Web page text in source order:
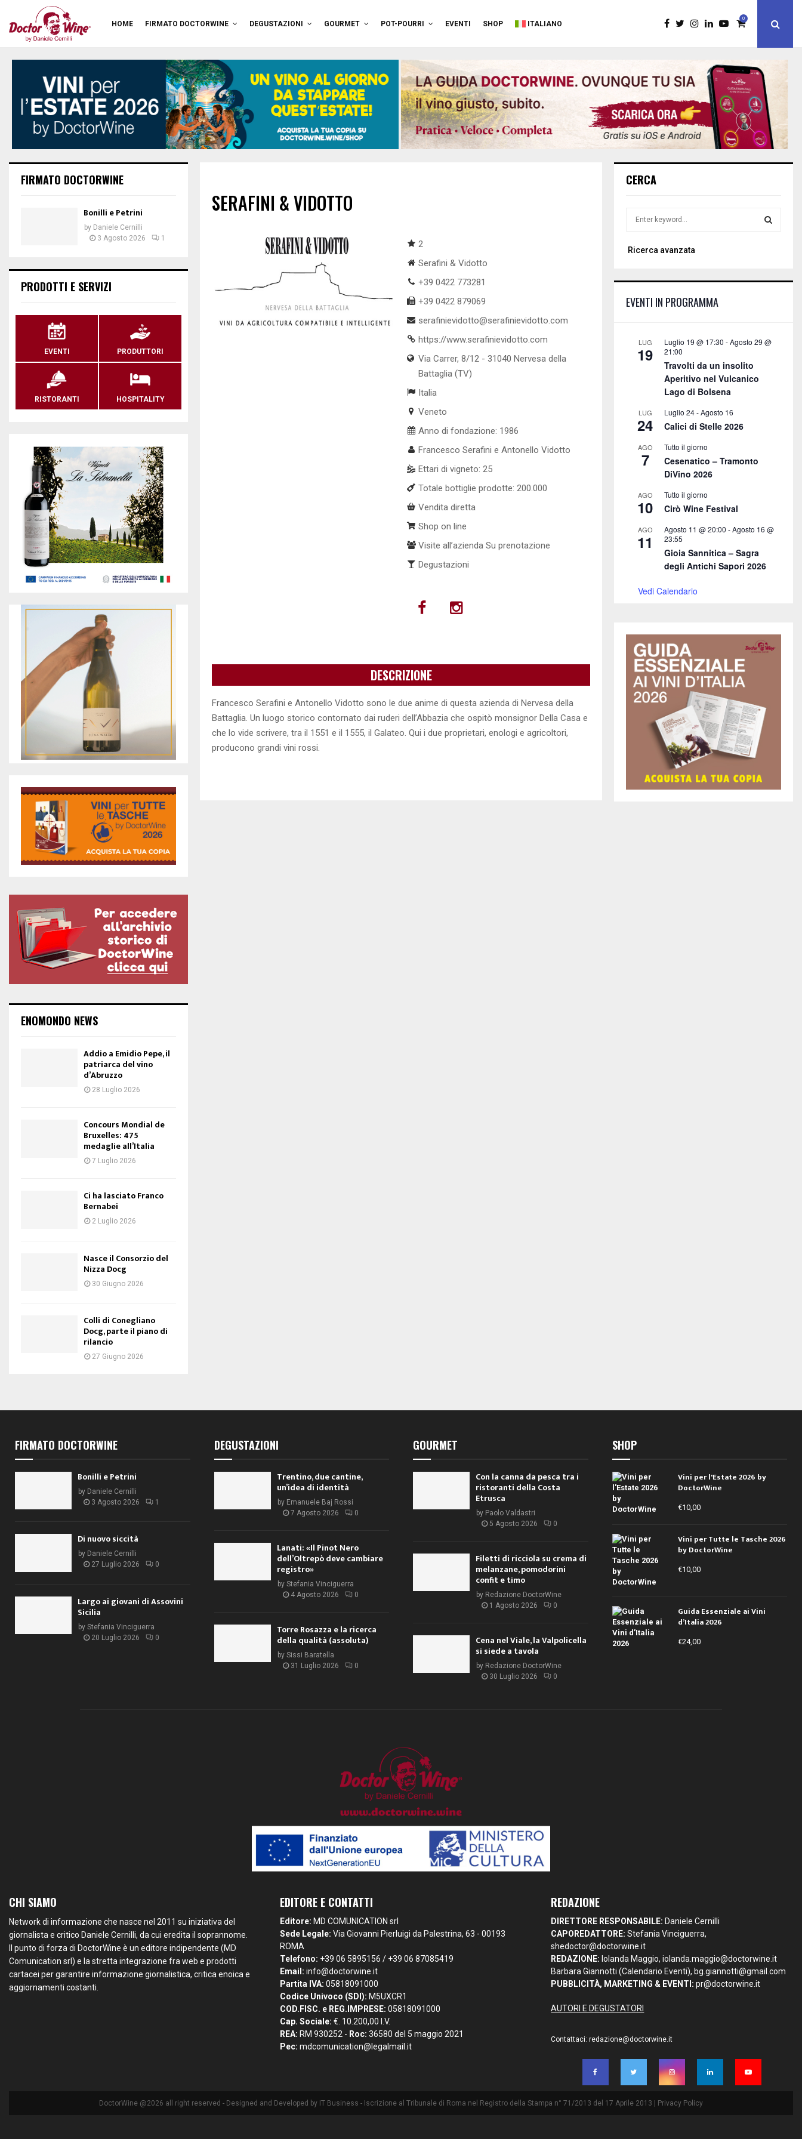
HOME FIRMATO DOCTORWINE DEGUSTAZIONI GOURMET POT-POURRI EVENTI SHOP ITALIANO
0
SERAFINI & VIDOTTO
2
Serafini & Vidotto
+39 0422 773281
+39 0422 879069
serafinievidotto@serafinievidotto.com
https://www.serafinievidotto.com
Via Carrer, 8/12 - 31040 Nervesa della
Battaglia (TV)
Italia
Veneto
Anno di fondazione: 1986
Francesco Serafini e Antonello Vidotto
Ettari di vigneto: 25
Totale bottiglie prodotte: 200.000
Vendita diretta
Shop on line
Visite all’azienda Su prenotazione
Degustazioni
DESCRIZIONE
Francesco Serafini e Antonello Vidotto sono le due anime di questa azienda di Nervesa della
Battaglia. Un luogo storico contornato dai ruderi dell’Abbazia che ospitò monsignor Della Casa e
che lo vide scrivere, tra il 1551 e il 1555, il Galateo. Qui i due proprietari, enologi e agricoltori,
producono grandi vini rossi.
FIRMATO DOCTORWINE
Bonilli e Petrini
by Daniele Cernilli
3 Agosto 2026
1
PRODOTTI E SERVIZI
EVENTI PRODUTTORI
RISTORANTI HOSPITALITY
ENOMONDO NEWS
Addio a Emidio Pepe, il
patriarca del vino
d’Abruzzo
28 Luglio 2026
Concours Mondial de
Bruxelles: 475
medaglie all’Italia
7 Luglio 2026
Ci ha lasciato Franco
Bernabei
2 Luglio 2026
Nasce il Consorzio del
Nizza Docg
30 Giugno 2026
Colli di Conegliano
Docg, parte il piano di
rilancio
27 Giugno 2026
CERCA
r
o
C
Ricerca avanzata
EVENTI IN PROGRAMMA
LUG
19
Luglio 19 @ 17:30 -Agosto 29 @
21:00
Travolti da un insolito
Aperitivo nel Vulcanico
Lago di Bolsena
LUG
24
Luglio 24-Agosto 16
Calici di Stelle 2026
AGO
7
Tutto il giorno
Cesenatico – Tramonto
DiVino 2026
AGO
10
Tutto il giorno
Cirò Wine Festival
AGO
11
Agosto 11 @ 20:00 -Agosto 16 @
23:55
Gioia Sannitica – Sagra
degli Antichi Sapori 2026
Vedi Calendario
FIRMATO DOCTORWINE
Bonilli e Petrini
by Daniele Cernilli
3 Agosto 2026
1
Di nuovo siccità
by Daniele Cernilli
27 Luglio 2026
0
Largo ai giovani di Assovini
Sicilia
by Stefania Vinciguerra
20 Luglio 2026
0
DEGUSTAZIONI
Trentino, due cantine,
un’idea di identità
by Emanuele Baj Rossi
7 Agosto 2026
0
Lanati: «Il Pinot Nero
dell’Oltrepò deve cambiare
registro»
by Stefania Vinciguerra
4 Agosto 2026
0
Torre Rosazza e la ricerca
della qualità (assoluta)
by Sissi Baratella
31 Luglio 2026
0
GOURMET
Con la canna da pesca tra i
ristoranti della Costa
Etrusca
by Paolo Valdastri
5 Agosto 2026
0
Filetti di ricciola su crema di
melanzane, pomodorini
confit e timo
by Redazione DoctorWine
1 Agosto 2026
0
Cena nel Viale, la Valpolicella
si siede a tavola
by Redazione DoctorWine
30 Luglio 2026
0
SHOP
Vini per l'Estate 2026 by
DoctorWine
€10,00
Vini per Tutte le Tasche 2026
by DoctorWine
€10,00
Guida Essenziale ai Vini
d’Italia 2026
€24,00
CHI SIAMO
Network di informazione che nasce nel 2011 su iniziativa del
giornalista e critico Daniele Cernilli, da cui eredita il soprannome.
Il punto di forza di DoctorWine è un editore indipendente (MD
Comunication srl) e la stretta integrazione fra web e prodotti
cartacei per garantire informazione giornalistica, critica enoica e
aggiornamenti costanti.
EDITORE E CONTATTI
Editore: MD COMUNICATION srl
Sede Legale: Via Giovanni Pierluigi da Palestrina, 63 - 00193
ROMA
Telefono: +39 06 5895156 / +39 06 87085419
Email: info@doctorwine.it
Partita IVA: 05818091000
Codice Univoco (SDI): M5UXCR1
COD.FISC. e REG.IMPRESE: 05818091000
Cap. Sociale: €. 10.200,00 I.V.
REA: RM 930252 - Roc: 36580 del 5 maggio 2021
Pec: mdcomunication@legalmail.it
REDAZIONE
DIRETTORE RESPONSABILE: Daniele Cernilli
CAPOREDATTORE: Stefania Vinciguerra,
shedoctor@doctorwine.it
REDAZIONE: Iolanda Maggio,iolanda.maggio@doctorwine.it
Barbara Giannotti (Calendario Eventi), bg.giannotti@gmail.com
PUBBLICITÀ, MARKETING & EVENTI: pr@doctorwine.it
AUTORI E DEGUSTATORI
Contattaci:redazione@doctorwine.it
DoctorWine @2026 all right reserved - Designed and Developed by IT Business - Iscrizione al Tribunale di Roma nel Registro della Stampa n° 71/2013 del 17 Aprile 2013 | Privacy Policy